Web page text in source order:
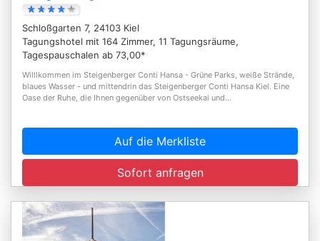
Schloßgarten 7, 24103 Kiel
Tagungshotel mit 164 Zimmer, 11 Tagungsräume,
Tagespauschalen ab 73,00*
Willlkommen im Steigenberger Conti Hansa - Grüne Parks, weiße Strände,
blaues Wasser - und mittendrin das Steigenberger Conti Hansa Kiel. Eine
Oase der Ruhe, die Ihnen gegenüber von Ostseekai und...
Auf die Merkliste
Sofort anfragen